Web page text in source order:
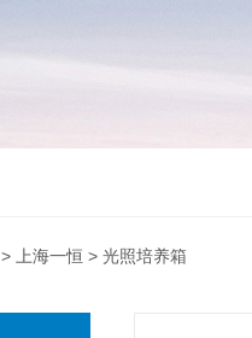
> 上海一恒 > 光照培养箱